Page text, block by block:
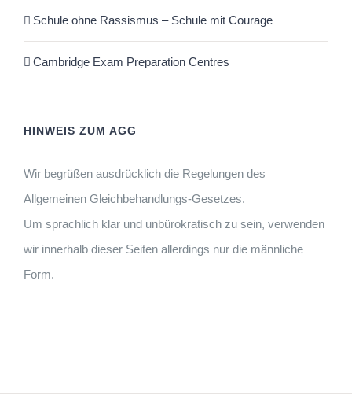
Schule ohne Rassismus – Schule mit Courage
Cambridge Exam Preparation Centres
HINWEIS ZUM AGG
Wir begrüßen ausdrücklich die Regelungen des
Allgemeinen Gleichbehandlungs-Gesetzes.
Um sprachlich klar und unbürokratisch zu sein, verwenden
wir innerhalb dieser Seiten allerdings nur die männliche
Form.